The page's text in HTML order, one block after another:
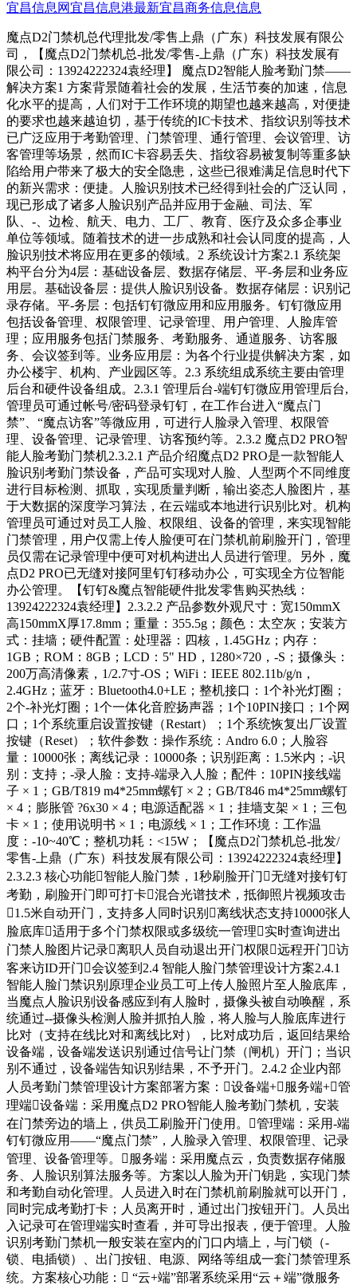
宜昌信息网宜昌信息港最新宜昌商务信息信息
魔点D2门禁机总代理批发/零售上鼎（广东）科技发展有限公
司，【魔点D2门禁机总-批发/零售-上鼎（广东）科技发展有
限公司：13924222324袁经理】 魔点D2智能人脸考勤门禁——
解决方案1 方案背景随着社会的发展，生活节奏的加速，信息
化水平的提高，人们对于工作环境的期望也越来越高，对便捷
的要求也越来越迫切，基于传统的IC卡技术、指纹识别等技术
已广泛应用于考勤管理、门禁管理、通行管理、会议管理、访
客管理等场景，然而IC卡容易丢失、指纹容易被复制等重多缺
陷给用户带来了极大的安全隐患，这些已很难满足信息时代下
的新兴需求：便捷。人脸识别技术已经得到社会的广泛认同，
现已形成了诸多人脸识别产品并应用于金融、司法、军
队、-、边检、航天、电力、工厂、教育、医疗及众多企事业
单位等领域。随着技术的进一步成熟和社会认同度的提高，人
脸识别技术将应用在更多的领域。2 系统设计方案2.1 系统架
构平台分为4层：基础设备层、数据存储层、平-务层和业务应
用层。基础设备层：提供人脸识别设备。数据存储层：识别记
录存储。平-务层：包括钉钉微应用和应用服务。钉钉微应用
包括设备管理、权限管理、记录管理、用户管理、人脸库管
理；应用服务包括门禁服务、考勤服务、通道服务、访客服
务、会议签到等。业务应用层：为各个行业提供解决方案，如
办公楼宇、机构、产业园区等。2.3 系统组成系统主要由管理
后台和硬件设备组成。2.3.1 管理后台-端钉钉微应用管理后台,
管理员可通过帐号/密码登录钉钉，在工作台进入“魔点门
禁”、“魔点访客”等微应用，可进行人脸录入管理、权限管
理、设备管理、记录管理、访客预约等。2.3.2 魔点D2 PRO智
能人脸考勤门禁机2.3.2.1 产品介绍魔点D2 PRO是一款智能人
脸识别考勤门禁设备，产品可实现对人脸、人型两个不同维度
进行目标检测、抓取，实现质量判断，输出姿态人脸图片，基
于大数据的深度学习算法，在云端或本地进行识别比对。机构
管理员可通过对员工人脸、权限组、设备的管理，来实现智能
门禁管理，用户仅需上传人脸便可在门禁机前刷脸开门，管理
员仅需在记录管理中便可对机构进出人员进行管理。另外，魔
点D2 PRO已无缝对接阿里钉钉移动办公，可实现全方位智能
办公管理。【钉钉&魔点智能硬件批发零售购买热线：
13924222324袁经理】2.3.2.2 产品参数外观尺寸：宽150mmX
高150mmX厚17.8mm；重量：355.5g；颜色：太空灰；安装方
式：挂墙；硬件配置：处理器：四核，1.45GHz；内存：
1GB；ROM：8GB；LCD：5" HD，1280×720，-S；摄像头：
200万高清像素，1/2.7寸-OS；WiFi：IEEE 802.11b/g/n，
2.4GHz；蓝牙：Bluetooth4.0+LE；整机接口：1个补光灯圈；
2个-补光灯圈；1个一体化音腔扬声器；1个10PIN接口；1个网
口；1个系统重启设置按键（Restart）；1个系统恢复出厂设置
按键（Reset）；软件参数：操作系统：Andro 6.0；人脸容
量：10000张；离线记录：10000条；识别距离：1.5米内；-识
别：支持；-录人脸：支持-端录入人脸；配件：10PIN接线端
子 × 1；GB/T819 m4*25mm螺钉 × 2；GB/T846 m4*25mm螺钉
× 4；膨胀管 ?6x30 × 4；电源适配器 × 1；挂墙支架 × 1；三包
卡 × 1；使用说明书 × 1；电源线 × 1；工作环境：工作温
度：-10~40℃；整机功耗：<15W；【魔点D2门禁机总-批发/
零售-上鼎（广东）科技发展有限公司：13924222324袁经理】
2.3.2.3 核心功能智能人脸门禁，1秒刷脸开门无缝对接钉钉
考勤，刷脸开门即可打卡混合光谱技术，抵御照片视频攻击
1.5米自动开门，支持多人同时识别离线状态支持10000张人
脸底库适用于多个门禁权限或多级统一管理实时查询进出
门禁人脸图片记录离职人员自动退出开门权限远程开门访
客来访ID开门会议签到2.4 智能人脸门禁管理设计方案2.4.1
智能人脸门禁识别原理企业员工可上传人脸照片至人脸底库，
当魔点人脸识别设备感应到有人脸时，摄像头被自动唤醒，系
统通过--摄像头检测人脸并抓拍人脸，将人脸与人脸底库进行
比对（支持在线比对和离线比对），比对成功后，返回结果给
设备端，设备端发送识别通过信号让门禁（闸机）开门；当识
别不通过，设备端告知识别结果，不予开门。2.4.2 企业内部
人员考勤门禁管理设计方案部署方案：设备端+服务端+管
理端设备端：采用魔点D2 PRO智能人脸考勤门禁机，安装
在门禁旁边的墙上，供员工刷脸开门使用。管理端：采用-端
钉钉微应用——“魔点门禁”，人脸录入管理、权限管理、记录
管理、设备管理等。服务端：采用魔点云，负责数据存储服
务、人脸识别算法服务等。方案以人脸为开门钥匙，实现门禁
和考勤自动化管理。人员进入时在门禁机前刷脸就可以开门，
同时完成考勤打卡；人员离开时，通过出门按钮开门。人员出
入记录可在管理端实时查看，并可导出报表，便于管理。人脸
识别考勤门禁机一般安装在室内的门口内墙上，与门锁（-
锁、电插锁）、出门按钮、电源、网络等组成一套门禁管理系
统。方案核心功能： “云+端”部署系统采用“云＋端”微服务